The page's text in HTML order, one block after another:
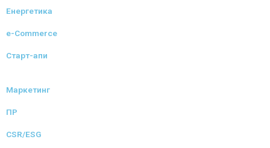
Енергетика
e-Commerce
Старт-апи
Маркетинг
ПР
CSR/ESG